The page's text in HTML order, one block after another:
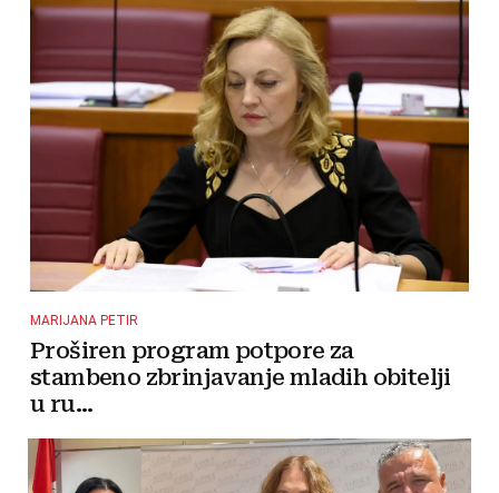
MARIJANA PETIR
Proširen program potpore za
stambeno zbrinjavanje mladih obitelji
u ru...